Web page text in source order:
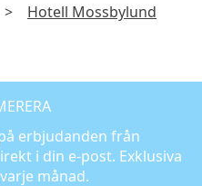
> Hotell Mossbylund
erbjudanden från
i din e-post. Exklusiva
månad.